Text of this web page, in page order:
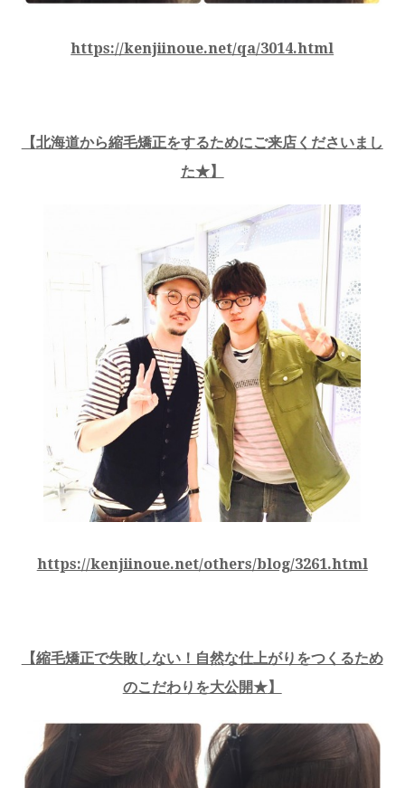
https://kenjiinoue.net/qa/3014.html
【北海道から縮毛矯正をするためにご来店くださいまし
た★】
https://kenjiinoue.net/others/blog/3261.html
【縮毛矯正で失敗しない！自然な仕上がりをつくるため
のこだわりを大公開★】